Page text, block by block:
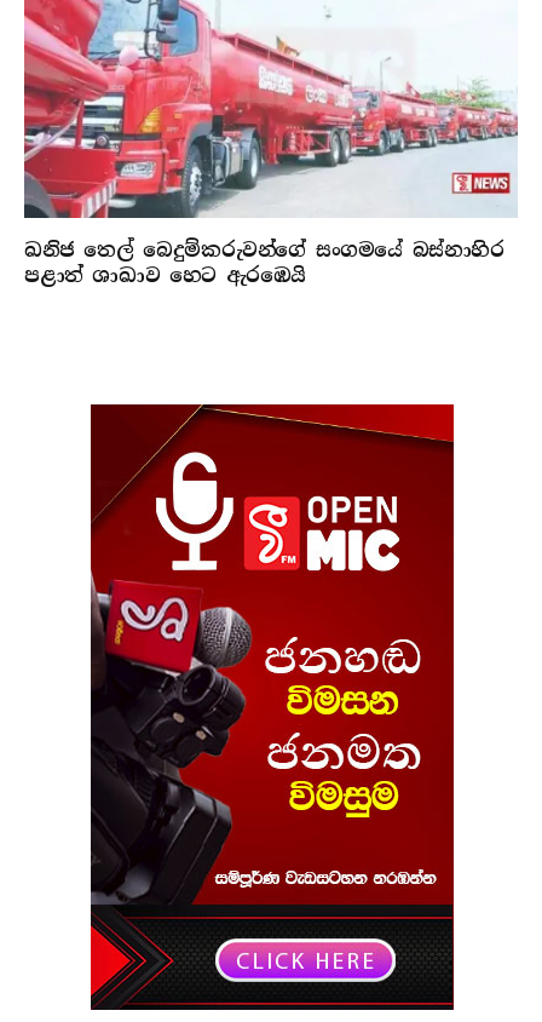
ඛනිජ තෙල් බෙදුම්කරුවන්ගේ සංගමයේ බස්නාහිර
පළාත් ශාඛාව හෙට ඇරඹෙයි